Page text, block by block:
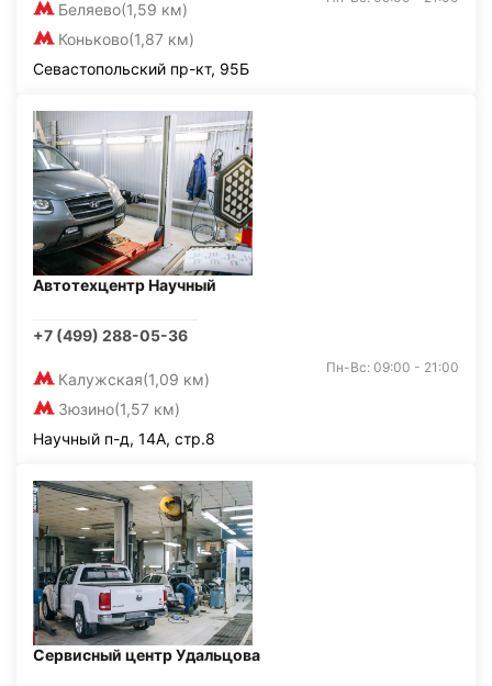
Беляево(1,59 км)
Коньково(1,87 км)
Севастопольский пр-кт, 95Б
Автотехцентр Научный
+7 (499) 288-05-36
Калужская(1,09 км)
Зюзино(1,57 км)
Пн-Вс: 09:00 - 21:00
Научный п-д, 14А, стр.8
Сервисный центр Удальцова